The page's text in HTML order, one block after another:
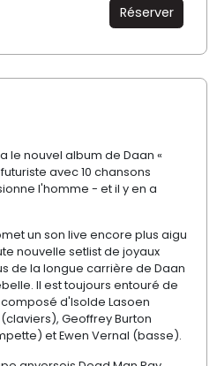
Réserver
le nouvel album de Daan «
avec 10 chansons
l'homme - et il y en a
un son live encore plus aigu
nouvelle setlist de joyaux
de la longue carrière de Daan
Il est toujours entouré de
d'Isolde Lasoen
Geoffrey Burton
et Ewen Vernal (basse).